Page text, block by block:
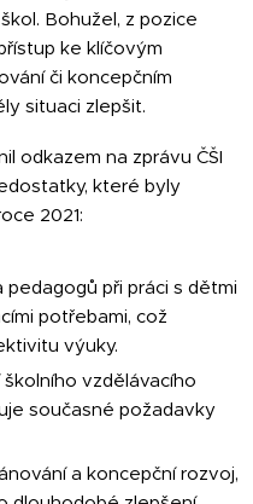
Bohužel, z pozice
ke klíčovým
či koncepčním
situaci zlepšit.
odkazem na zprávu ČŠI
které byly
2021:
při práci s dětmi
potřebami, což
výuky.
vzdělávacího
současné požadavky
a koncepční rozvoj,